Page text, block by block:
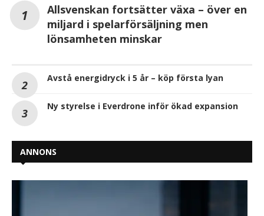
Allsvenskan fortsätter växa – över en
miljard i spelarförsäljning men
lönsamheten minskar
Avstå energidryck i 5 år – köp första lyan
Ny styrelse i Everdrone inför ökad expansion
ANNONS